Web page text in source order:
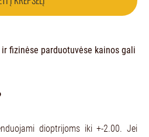
fizinėse parduotuvėse kainos gali
dioptrijoms iki +-2.00. Jei